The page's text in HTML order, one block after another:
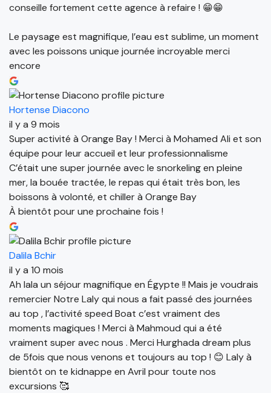
conseille fortement cette agence à refaire ! 😁😁
Le paysage est magnifique, l’eau est sublime, un moment
avec les poissons unique journée incroyable merci
encore
Hortense Diacono
il y a 9 mois
Super activité à Orange Bay ! Merci à Mohamed Ali et son
équipe pour leur accueil et leur professionnalisme
C’était une super journée avec le snorkeling en pleine
mer, la bouée tractée, le repas qui était très bon, les
boissons à volonté, et chiller à Orange Bay
À bientôt pour une prochaine fois !
Dalila Bchir
il y a 10 mois
Ah lala un séjour magnifique en Égypte !! Mais je voudrais
remercier Notre Laly qui nous a fait passé des journées
au top , l’activité speed Boat c’est vraiment des
moments magiques ! Merci à Mahmoud qui a été
vraiment super avec nous . Merci Hurghada dream plus
de 5fois que nous venons et toujours au top ! 😊 Laly à
bientôt on te kidnappe en Avril pour toute nos
excursions 🥰